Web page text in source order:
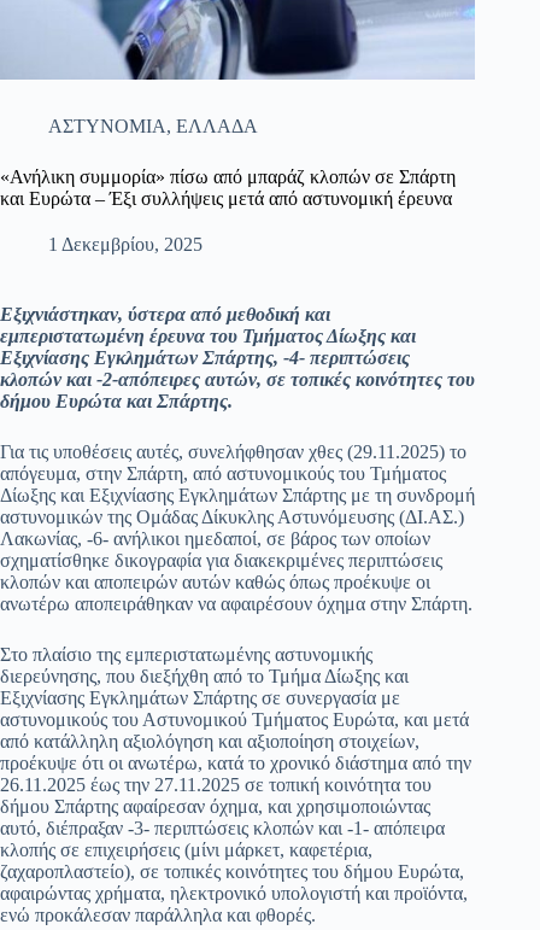
ΑΣΤΥΝΟΜΙΑ, ΕΛΛΑΔΑ
«Ανήλικη συμμορία» πίσω από μπαράζ κλοπών σε Σπάρτη
και Ευρώτα – Έξι συλλήψεις μετά από αστυνομική έρευνα
1 Δεκεμβρίου, 2025
Εξιχνιάστηκαν, ύστερα από μεθοδική και
εμπεριστατωμένη έρευνα του Τμήματος Δίωξης και
Εξιχνίασης Εγκλημάτων Σπάρτης, -4- περιπτώσεις
κλοπών και -2-απόπειρες αυτών, σε τοπικές κοινότητες του
δήμου Ευρώτα και Σπάρτης.
Για τις υποθέσεις αυτές, συνελήφθησαν χθες (29.11.2025) το
απόγευμα, στην Σπάρτη, από αστυνομικούς του Τμήματος
Δίωξης και Εξιχνίασης Εγκλημάτων Σπάρτης με τη συνδρομή
αστυνομικών της Ομάδας Δίκυκλης Αστυνόμευσης (ΔΙ.ΑΣ.)
Λακωνίας, -6- ανήλικοι ημεδαποί, σε βάρος των οποίων
σχηματίσθηκε δικογραφία για διακεκριμένες περιπτώσεις
κλοπών και αποπειρών αυτών καθώς όπως προέκυψε οι
ανωτέρω αποπειράθηκαν να αφαιρέσουν όχημα στην Σπάρτη.
Στο πλαίσιο της εμπεριστατωμένης αστυνομικής
διερεύνησης, που διεξήχθη από το Τμήμα Δίωξης και
Εξιχνίασης Εγκλημάτων Σπάρτης σε συνεργασία με
αστυνομικούς του Αστυνομικού Τμήματος Ευρώτα, και μετά
από κατάλληλη αξιολόγηση και αξιοποίηση στοιχείων,
προέκυψε ότι οι ανωτέρω, κατά το χρονικό διάστημα από την
26.11.2025 έως την 27.11.2025 σε τοπική κοινότητα του
δήμου Σπάρτης αφαίρεσαν όχημα, και χρησιμοποιώντας
αυτό, διέπραξαν -3- περιπτώσεις κλοπών και -1- απόπειρα
κλοπής σε επιχειρήσεις (μίνι μάρκετ, καφετέρια,
ζαχαροπλαστείο), σε τοπικές κοινότητες του δήμου Ευρώτα,
αφαιρώντας χρήματα, ηλεκτρονικό υπολογιστή και προϊόντα,
ενώ προκάλεσαν παράλληλα και φθορές.